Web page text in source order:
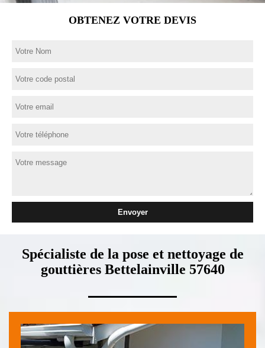
OBTENEZ VOTRE DEVIS
Spécialiste de la pose et nettoyage de
gouttières Bettelainville 57640